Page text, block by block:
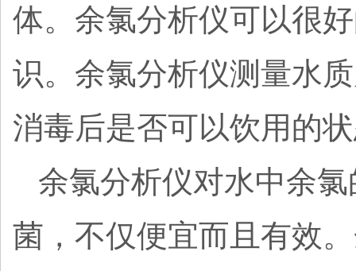
体。余氯分析仪可以很
识。余氯分析仪测量水
消毒后是否可以饮用的
余氯分析仪对水中余
菌，不仅便宜而且有效